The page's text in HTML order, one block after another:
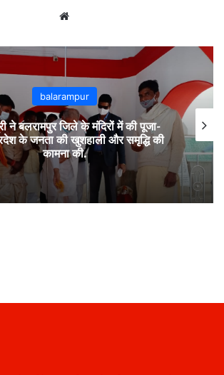
balarampur
फरवरी को बलरामपुर-रामानुजगंज और नई
दिल्ली प्रवास पर रहेंगे..